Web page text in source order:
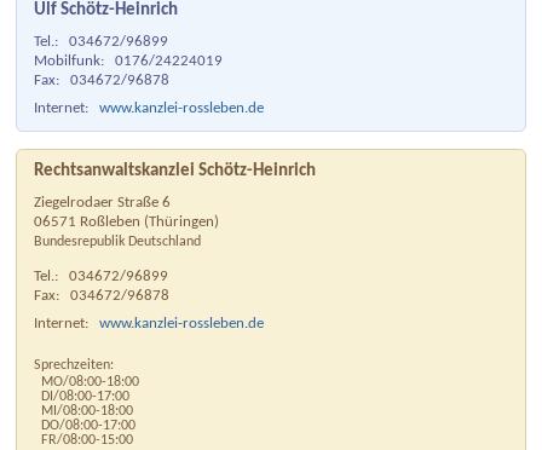
Ulf Schötz-Heinrich
Tel.:
034672/96899
Mobilfunk:
0176/24224019
Fax:
034672/96878
Internet:
www.kanzlei-rossleben.de
Rechtsanwaltskanzlei Schötz-Heinrich
Ziegelrodaer Straße 6
06571 Roßleben (Thüringen)
Bundesrepublik Deutschland
Tel.:
034672/96899
Fax:
034672/96878
Internet:
www.kanzlei-rossleben.de
Sprechzeiten:
MO/08:00-18:00
DI/08:00-17:00
MI/08:00-18:00
DO/08:00-17:00
FR/08:00-15:00